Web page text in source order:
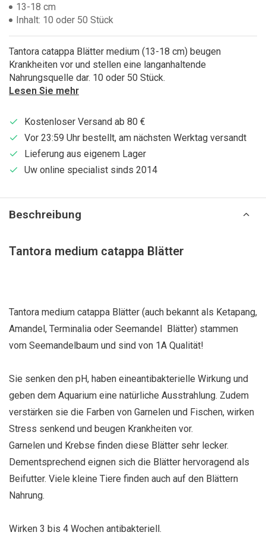
13-18 cm
Inhalt: 10 oder 50 Stück
Tantora catappa Blätter medium (13-18 cm) beugen
Krankheiten vor und stellen eine langanhaltende
Nahrungsquelle dar. 10 oder 50 Stück.
Lesen Sie mehr
Kostenloser Versand ab 80 €
Vor 23:59 Uhr bestellt, am nächsten Werktag versandt
Lieferung aus eigenem Lager
Uw online specialist sinds 2014
Beschreibung
Tantora medium catappa Blätter
Tantora medium catappa Blätter (auch bekannt als Ketapang,
Amandel, Terminalia oder Seemandel Blätter) stammen
vom Seemandelbaum und sind von 1A Qualität!
Sie senken den pH, haben eineantibakterielle Wirkung und
geben dem Aquarium eine natürliche Ausstrahlung. Zudem
verstärken sie die Farben von Garnelen und Fischen, wirken
Stress senkend und beugen Krankheiten vor.
Garnelen und Krebse finden diese Blätter sehr lecker.
Dementsprechend eignen sich die Blätter hervoragend als
Beifutter. Viele kleine Tiere finden auch auf den Blättern
Nahrung.
Wirken 3 bis 4 Wochen antibakteriell.